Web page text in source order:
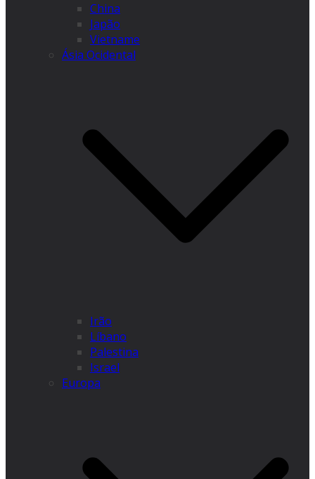
China
Japão
Vietname
Ásia Ocidental
Irão
Líbano
Palestina
Israel
Europa